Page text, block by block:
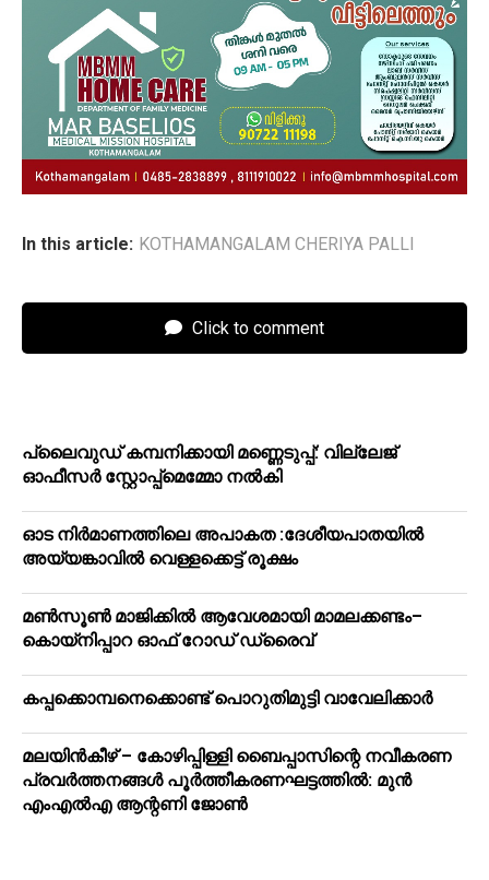
In this article: KOTHAMANGALAM CHERIYA PALLI
Click to comment
പ്ലൈവുഡ് കമ്പനിക്കായി മണ്ണെടുപ്പ്: വില്ലേജ്
ഓഫീസർ സ്റ്റോപ്പ്മെമ്മോ നൽകി
ഓട നിർമാണത്തിലെ അപാകത :ദേശീയപാതയിൽ
അയ്യങ്കാവിൽ വെള്ളക്കെട്ട് രൂക്ഷം
മൺസൂൺ മാജിക്കിൽ ആവേശമായി മാമലക്കണ്ടം–
കൊയ്‌നിപ്പാറ ഓഫ് റോഡ് ഡ്രൈവ്
കപ്പക്കൊമ്പനെക്കൊണ്ട് പൊറുതിമുട്ടി വാവേലിക്കാർ
മലയിന്‍കീഴ് – കോഴിപ്പിള്ളി ബൈപ്പാസിന്റെ നവീകരണ
പ്രവര്‍ത്തനങ്ങള്‍ പൂര്‍ത്തീകരണഘട്ടത്തില്‍: മുന്‍
എംഎല്‍എ ആന്റണി ജോണ്‍